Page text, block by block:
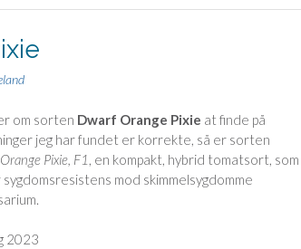
om sorten Dwarf Orange Pixie at finde på
jeg har fundet er korrekte, så er sorten
Orange Pixie, F1, en kompakt, hybrid tomatsort, som
mod skimmelsygdomme
2023